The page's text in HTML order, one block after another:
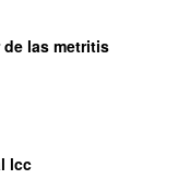
las metritis
lcc